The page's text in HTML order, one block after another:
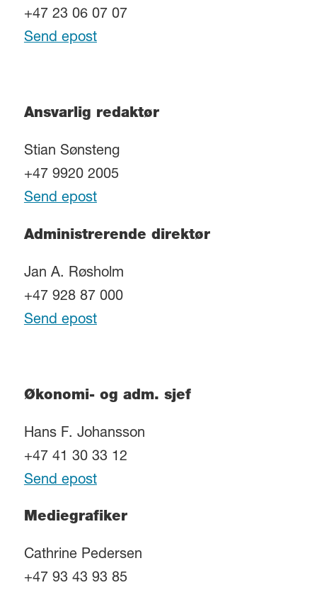
+47 23 06 07 07
Send epost
Ansvarlig redaktør
Stian Sønsteng
+47 9920 2005
Send epost
Administrerende direktør
Jan A. Røsholm
+47 928 87 000
Send epost
Økonomi- og adm. sjef
Hans F. Johansson
+47 41 30 33 12
Send epost
Mediegrafiker
Cathrine Pedersen
+47 93 43 93 85